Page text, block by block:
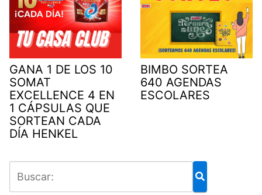
GANA 1 DE LOS 10
SOMAT
EXCELLENCE 4 EN
1 CÁPSULAS QUE
SORTEAN CADA
DÍA HENKEL
BIMBO SORTEA
640 AGENDAS
ESCOLARES